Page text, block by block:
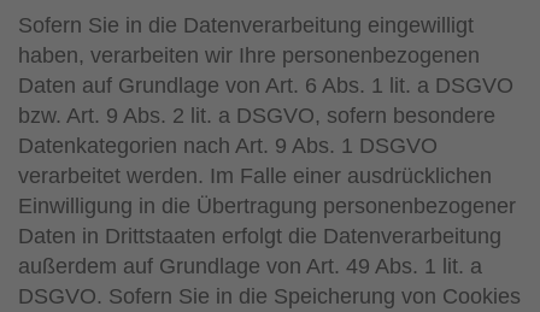
Sofern Sie in die Datenverarbeitung eingewilligt
haben, verarbeiten wir Ihre personenbezogenen
Daten auf Grundlage von Art. 6 Abs. 1 lit. a DSGVO
bzw. Art. 9 Abs. 2 lit. a DSGVO, sofern besondere
Datenkategorien nach Art. 9 Abs. 1 DSGVO
verarbeitet werden. Im Falle einer ausdrücklichen
Einwilligung in die Übertragung personenbezogener
Daten in Drittstaaten erfolgt die Datenverarbeitung
außerdem auf Grundlage von Art. 49 Abs. 1 lit. a
DSGVO. Sofern Sie in die Speicherung von Cookies